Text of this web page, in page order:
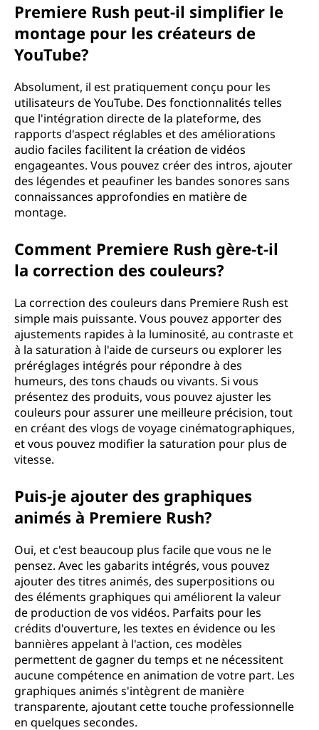
Premiere Rush peut-il simplifier le
montage pour les créateurs de
YouTube?
Absolument, il est pratiquement conçu pour les
utilisateurs de YouTube. Des fonctionnalités telles
que l'intégration directe de la plateforme, des
rapports d'aspect réglables et des améliorations
audio faciles facilitent la création de vidéos
engageantes. Vous pouvez créer des intros, ajouter
des légendes et peaufiner les bandes sonores sans
connaissances approfondies en matière de
montage.
Comment Premiere Rush gère-t-il
la correction des couleurs?
La correction des couleurs dans Premiere Rush est
simple mais puissante. Vous pouvez apporter des
ajustements rapides à la luminosité, au contraste et
à la saturation à l'aide de curseurs ou explorer les
préréglages intégrés pour répondre à des
humeurs, des tons chauds ou vivants. Si vous
présentez des produits, vous pouvez ajuster les
couleurs pour assurer une meilleure précision, tout
en créant des vlogs de voyage cinématographiques,
et vous pouvez modifier la saturation pour plus de
vitesse.
Puis-je ajouter des graphiques
animés à Premiere Rush?
Oui, et c'est beaucoup plus facile que vous ne le
pensez. Avec les gabarits intégrés, vous pouvez
ajouter des titres animés, des superpositions ou
des éléments graphiques qui améliorent la valeur
de production de vos vidéos. Parfaits pour les
crédits d'ouverture, les textes en évidence ou les
bannières appelant à l'action, ces modèles
permettent de gagner du temps et ne nécessitent
aucune compétence en animation de votre part. Les
graphiques animés s'intègrent de manière
transparente, ajoutant cette touche professionnelle
en quelques secondes.